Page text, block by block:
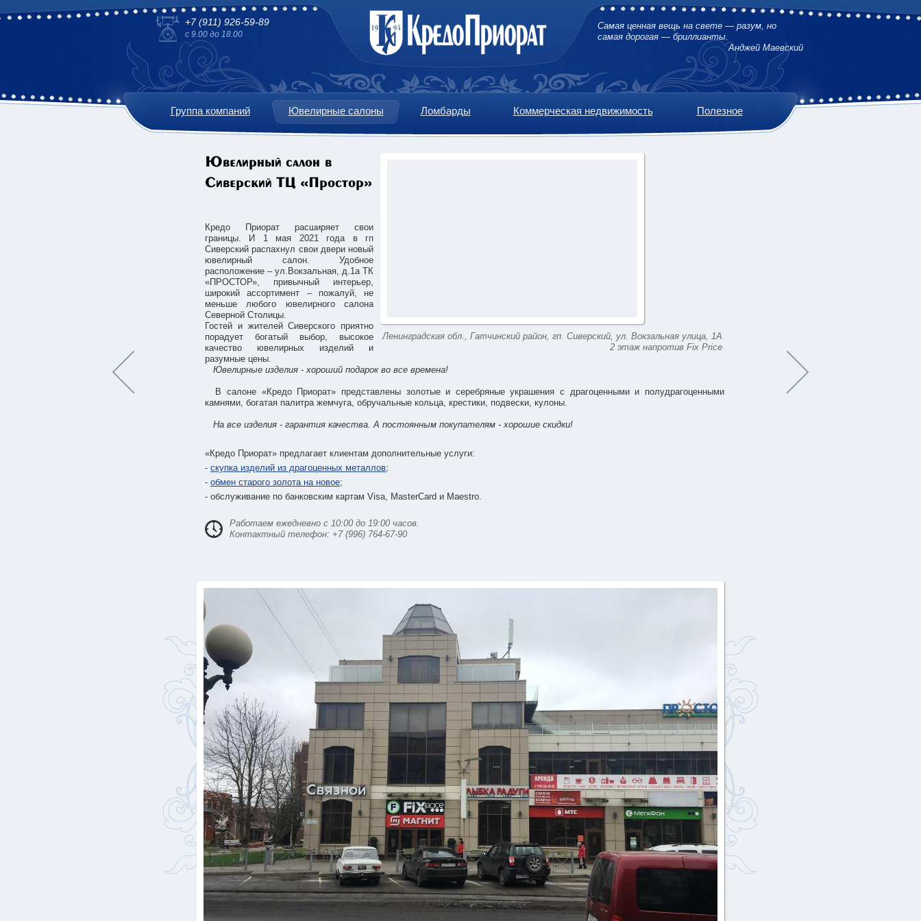
+7 (911) 926-59-89
с 9.00 до 18.00
Группа компаний Ювелирные салоны Ломбарды Коммерческая недвижимость Полезное
Самая ценная вещь на свете — разум, но
самая дорогая — бриллианты.
Анджей Маевский
Ленинградская обл., Гатчинский район, гп. Сиверский, ул. Вокзальная улица, 1А
2 этаж напротив Fix Price
Ювелирный салон в
Сиверский ТЦ «Простор»
Кредо Приорат расширяет свои
границы. И 1 мая 2021 года в гп
Сиверский распахнул свои двери новый
ювелирный салон. Удобное
расположение – ул.Вокзальная, д.1аТК
«ПРОСТОР», привычный интерьер,
широкий ассортимент – пожалуй, не
меньше любого ювелирного салона
Северной Столицы.
Гостей и жителей Сиверского приятно
порадует богатый выбор, высокое
качество ювелирных изделий и
разумные цены.
Ювелирные изделия - хороший подарок во все времена!
В салоне «Кредо Приорат» представлены золотые и серебряные украшения с драгоценными и полудрагоценными
камнями, богатая палитра жемчуга, обручальные кольца, крестики, подвески, кулоны.
На все изделия - гарантия качества. А постоянным покупателям - хорошие скидки!
«Кредо Приорат» предлагает клиентам дополнительные услуги:
- скупка изделий из драгоценных металлов;
- обмен старого золота на новое;
- обслуживание по банковским картам Visa, MasterCard и Maestro.
Работаем ежедневно с 10:00 до 19:00 часов.
Контактный телефон: +7 (996) 764-67-90